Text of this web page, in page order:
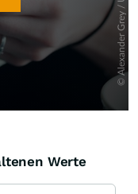
Werte